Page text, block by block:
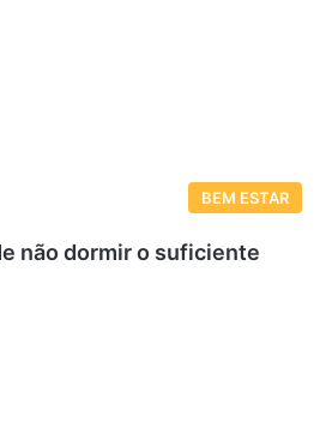
BEM ESTAR
não dormir o suficiente